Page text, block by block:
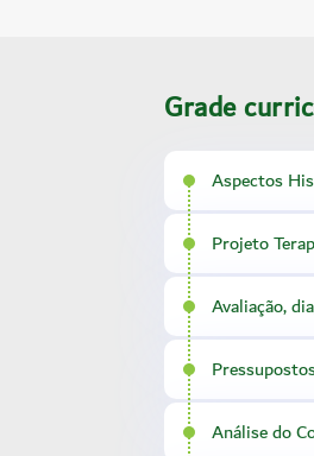
Grade
Aspectos
Projeto
Avaliação,
Análise do